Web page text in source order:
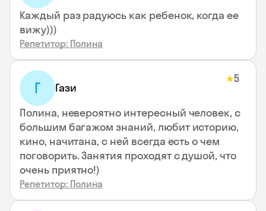
Каждый раз радуюсь как ребенок, когда ее
вижу)))
Репетитор: Полина
Г Гази
★5
Полина, невероятно интересный человек, с
большим багажом знаний, любит историю,
кино, начитана, с ней всегда есть о чем
поговорить. Занятия проходят с душой, что
очень приятно!)
Репетитор: Полина